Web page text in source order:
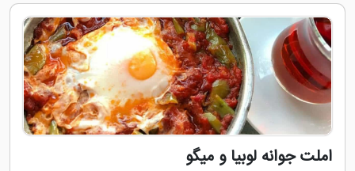
املت جوانه لوبیا و میگو